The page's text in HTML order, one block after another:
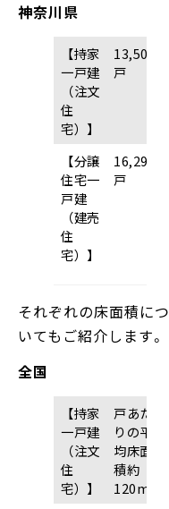
神奈川県
【持家
一戸建
（注文
住
宅）】
13,506
戸
【分譲
住宅一
戸建
（建売
住
宅）】
16,296
戸
それぞれの床面積につ
いてもご紹介します。
全国
【持家
一戸建
（注文
住
宅）】
戸あた
りの平
均床面
積約
120m